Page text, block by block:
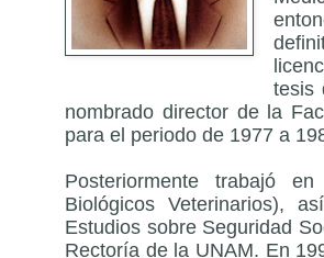
tesis
nombrado director de la
para el periodo de 1977 a
Posteriormente trabajó
Biológicos Veterinarios),
Estudios sobre Seguridad
Rectoría de la UNAM. En